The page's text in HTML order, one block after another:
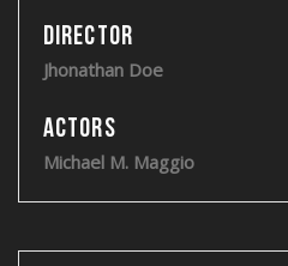
Director
Jhonathan Doe
Actors
Michael M. Maggio